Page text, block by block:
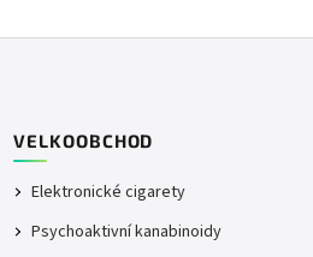
VELKOOBCHOD
Elektronické cigarety
Psychoaktivní kanabinoidy